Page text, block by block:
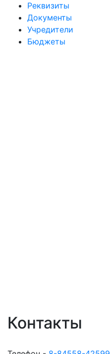
Реквизиты
Документы
Учредители
Бюджеты
Контакты